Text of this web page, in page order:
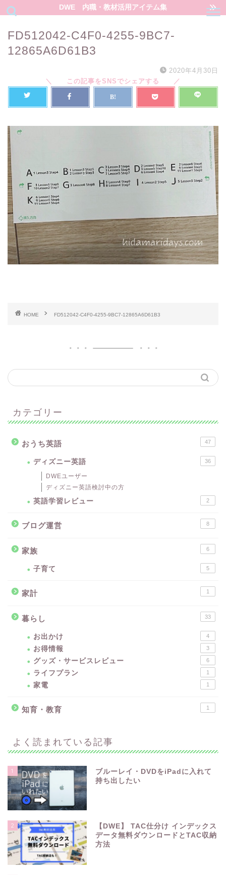
DWE 内職・教材活用アイテム集
FD512042-C4F0-4255-9BC7-
12865A6D61B3
2020年4月30日
HOME FD512042-C4F0-4255-9BC7-12865A6D61B3
カテゴリー
おうち英語 47
ディズニー英語 36
DWEユーザー
ディズニー英語検討中の方
英語学習レビュー 2
ブログ運営 8
家族 6
子育て 5
家計 1
暮らし 33
お出かけ 4
お得情報 3
グッズ・サービスレビュー 6
ライフプラン 1
家電 1
知育・教育 1
よく読まれている記事
1
ブルーレイ・DVDをiPadに入れて
持ち出したい
2
【DWE】 TAC仕分け インデックス
データ無料ダウンロードとTAC収納
方法